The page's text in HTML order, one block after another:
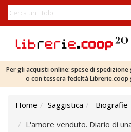
Per gli acquisti online: spese di
o con tessera fedeltà
Home Saggistica
Biografie
L'amore venduto. Diario di